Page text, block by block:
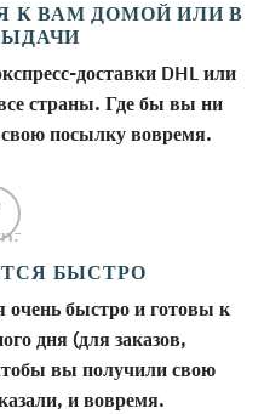
К ВАМ ДОМОЙ ИЛИ В
доставки DHL или
страны. Где бы вы ни
посылку вовремя.
БЫСТРО
очень быстро и готовы к
дня (для заказов,
вы получили свою
и вовремя.